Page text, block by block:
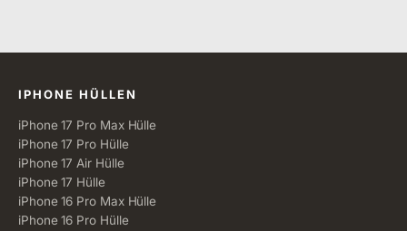
Alle Kategorien
IPHONE HÜLLEN
iPhone 17 Pro Max Hülle
iPhone 17 Pro Hülle
iPhone 17 Air Hülle
iPhone 17 Hülle
iPhone 16 Pro Max Hülle
iPhone 16 Pro Hülle